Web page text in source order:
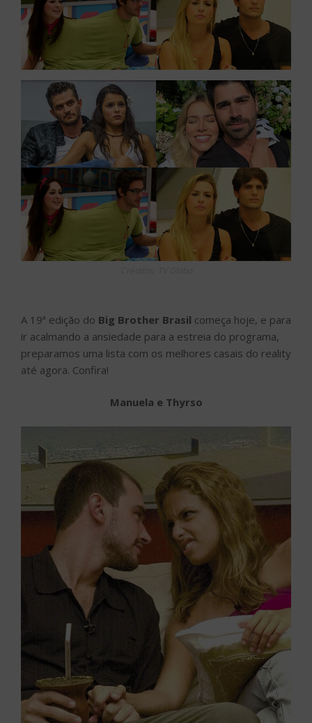
A 19ª edição do Big Brother Brasil começa hoje, e para
ir acalmando a ansiedade para a estreia do programa,
preparamos uma lista com os melhores casais do reality
até agora. Confira!
Manuela e Thyrso